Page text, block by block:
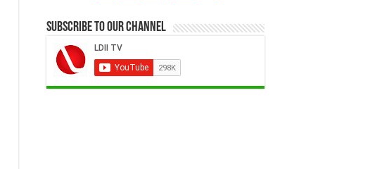
Subscribe to our Channel